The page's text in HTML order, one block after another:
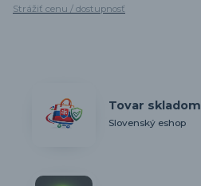
Strážiť cenu / dostupnosť
Tovar skladom
Slovenský eshop